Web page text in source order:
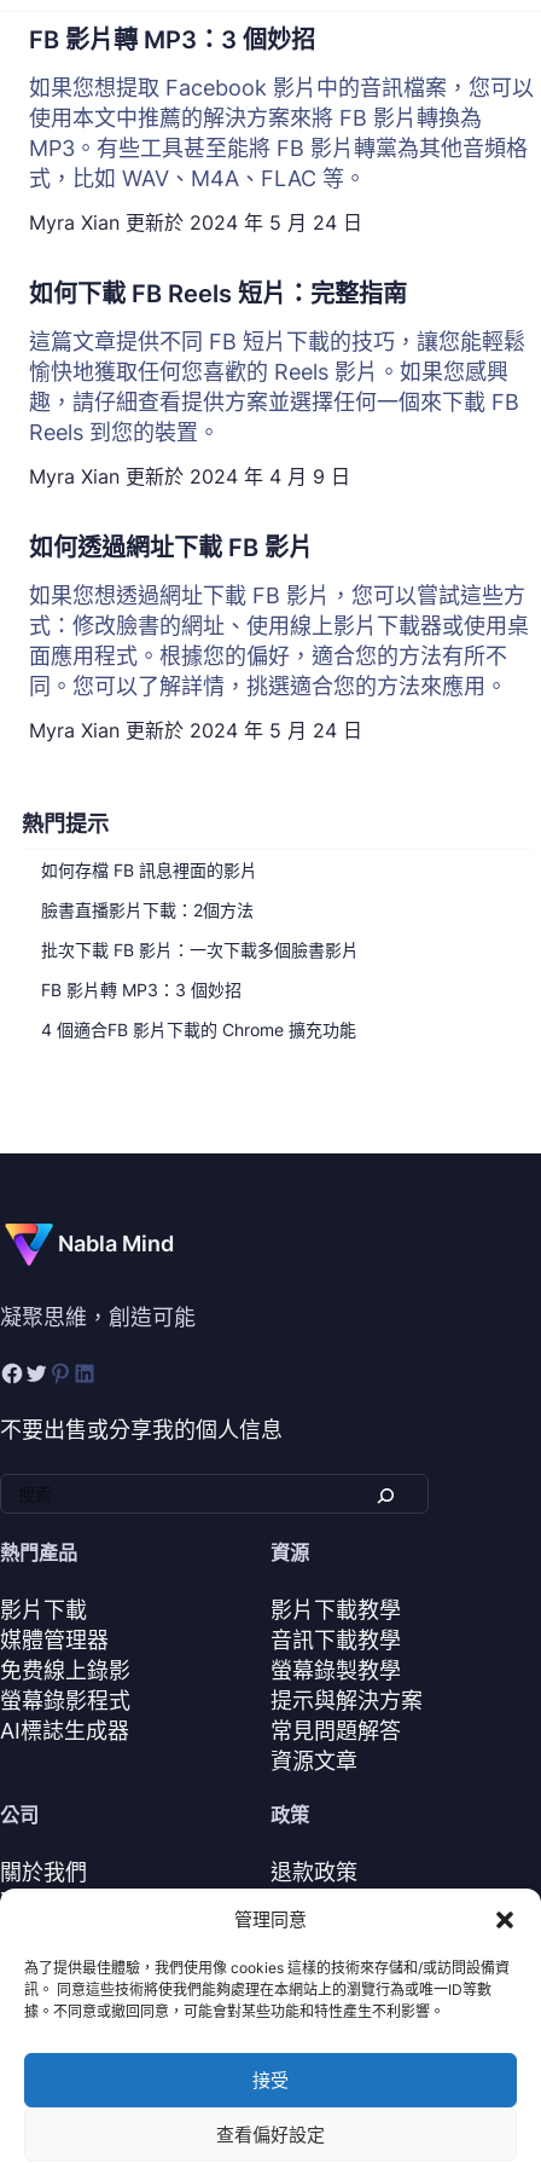
管理同意
為了提供最佳體驗，我們使用像 cookies 這樣的技術來存儲和/或訪問設備資
訊。 同意這些技術將使我們能夠處理在本網站上的瀏覽行為或唯一ID等數
據。不同意或撤回同意，可能會對某些功能和特性產生不利影響。
接受
查看偏好設定
熱門提示
如何存檔 FB 訊息裡面的影片
臉書直播影片下載：2個方法
批次下載 FB 影片：一次下載多個臉書影片
FB 影片轉 MP3：3 個妙招
4 個適合FB 影片下載的 Chrome 擴充功能
FB 影片轉 MP3：3 個妙招
如果您想提取 Facebook 影片中的音訊檔案，您可以
使用本文中推薦的解決方案來將 FB 影片轉換為
MP3。有些工具甚至能將 FB 影片轉黨為其他音頻格
式，比如 WAV、M4A、FLAC 等。
Myra Xian 更新於 2024 年 5 月 24 日
如何下載 FB Reels 短片：完整指南
這篇文章提供不同 FB 短片下載的技巧，讓您能輕鬆
愉快地獲取任何您喜歡的 Reels 影片。如果您感興
趣，請仔細查看提供方案並選擇任何一個來下載 FB
Reels 到您的裝置。
Myra Xian 更新於 2024 年 4 月 9 日
如何透過網址下載 FB 影片
如果您想透過網址下載 FB 影片，您可以嘗試這些方
式：修改臉書的網址、使用線上影片下載器或使用桌
面應用程式。根據您的偏好，適合您的方法有所不
同。您可以了解詳情，挑選適合您的方法來應用。
Myra Xian 更新於 2024 年 5 月 24 日
Nabla Mind
凝聚思維，創造可能
不要出售或分享我的個人信息
熱門產品
影片下載
媒體管理器
免费線上錄影
螢幕錄影程式
AI標誌生成器
資源
影片下載教學
音訊下載教學
螢幕錄製教學
提示與解決方案
常見問題解答
資源文章
公司
關於我們
聯繫我們
政策
退款政策
授權協議（EN）
條款與條件
解除安裝
Cookie政策
Nabla Mind· 保留所有權利。